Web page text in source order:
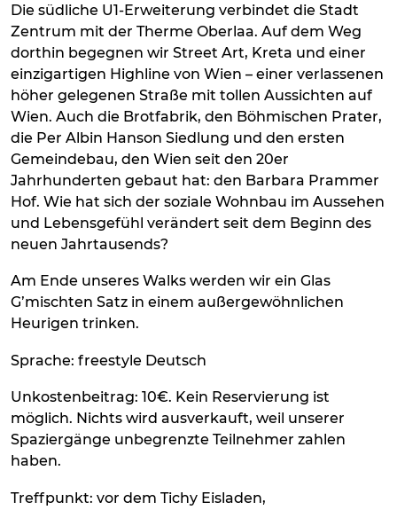
Die südliche U1-Erweiterung verbindet die Stadt
Zentrum mit der Therme Oberlaa. Auf dem Weg
dorthin begegnen wir Street Art, Kreta und einer
einzigartigen Highline von Wien – einer verlassenen
höher gelegenen Straße mit tollen Aussichten auf
Wien. Auch die Brotfabrik, den Böhmischen Prater,
die Per Albin Hanson Siedlung und den ersten
Gemeindebau, den Wien seit den 20er
Jahrhunderten gebaut hat: den Barbara Prammer
Hof. Wie hat sich der soziale Wohnbau im Aussehen
und Lebensgefühl verändert seit dem Beginn des
neuen Jahrtausends?
Am Ende unseres Walks werden wir ein Glas
G’mischten Satz in einem außergewöhnlichen
Heurigen trinken.
Sprache: freestyle Deutsch
Unkostenbeitrag: 10€. Kein Reservierung ist
möglich. Nichts wird ausverkauft, weil unserer
Spaziergänge unbegrenzte Teilnehmer zahlen
haben.
Treffpunkt: vor dem Tichy Eisladen,